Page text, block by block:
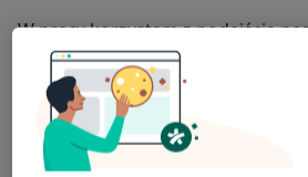
W pracy korzystam z podejścia
behawioralnego, dobierając
sytuacji pacjenta. Zależy mi na
zaufaniu i współpracy – tak, by
mechanizmy swoich trudności i
proces zmiany.